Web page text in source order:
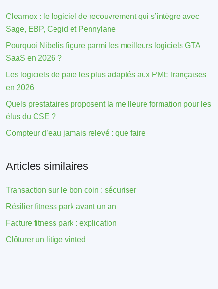
Clearnox : le logiciel de recouvrement qui s’intègre avec
Sage, EBP, Cegid et Pennylane
Pourquoi Nibelis figure parmi les meilleurs logiciels GTA
SaaS en 2026 ?
Les logiciels de paie les plus adaptés aux PME françaises
en 2026
Quels prestataires proposent la meilleure formation pour les
élus du CSE ?
Compteur d’eau jamais relevé : que faire
Articles similaires
Transaction sur le bon coin : sécuriser
Résilier fitness park avant un an
Facture fitness park : explication
Clôturer un litige vinted